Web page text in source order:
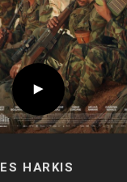
HARKIS